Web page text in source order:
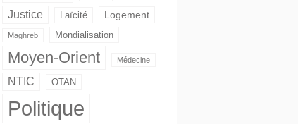
Justice Laïcité Logement
Maghreb Mondialisation
Moyen-Orient Médecine
NTIC OTAN
Politique